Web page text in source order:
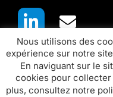
Nous utilisons des
expérience sur notre
En naviguant sur le
cookies pour
plus, consultez notre